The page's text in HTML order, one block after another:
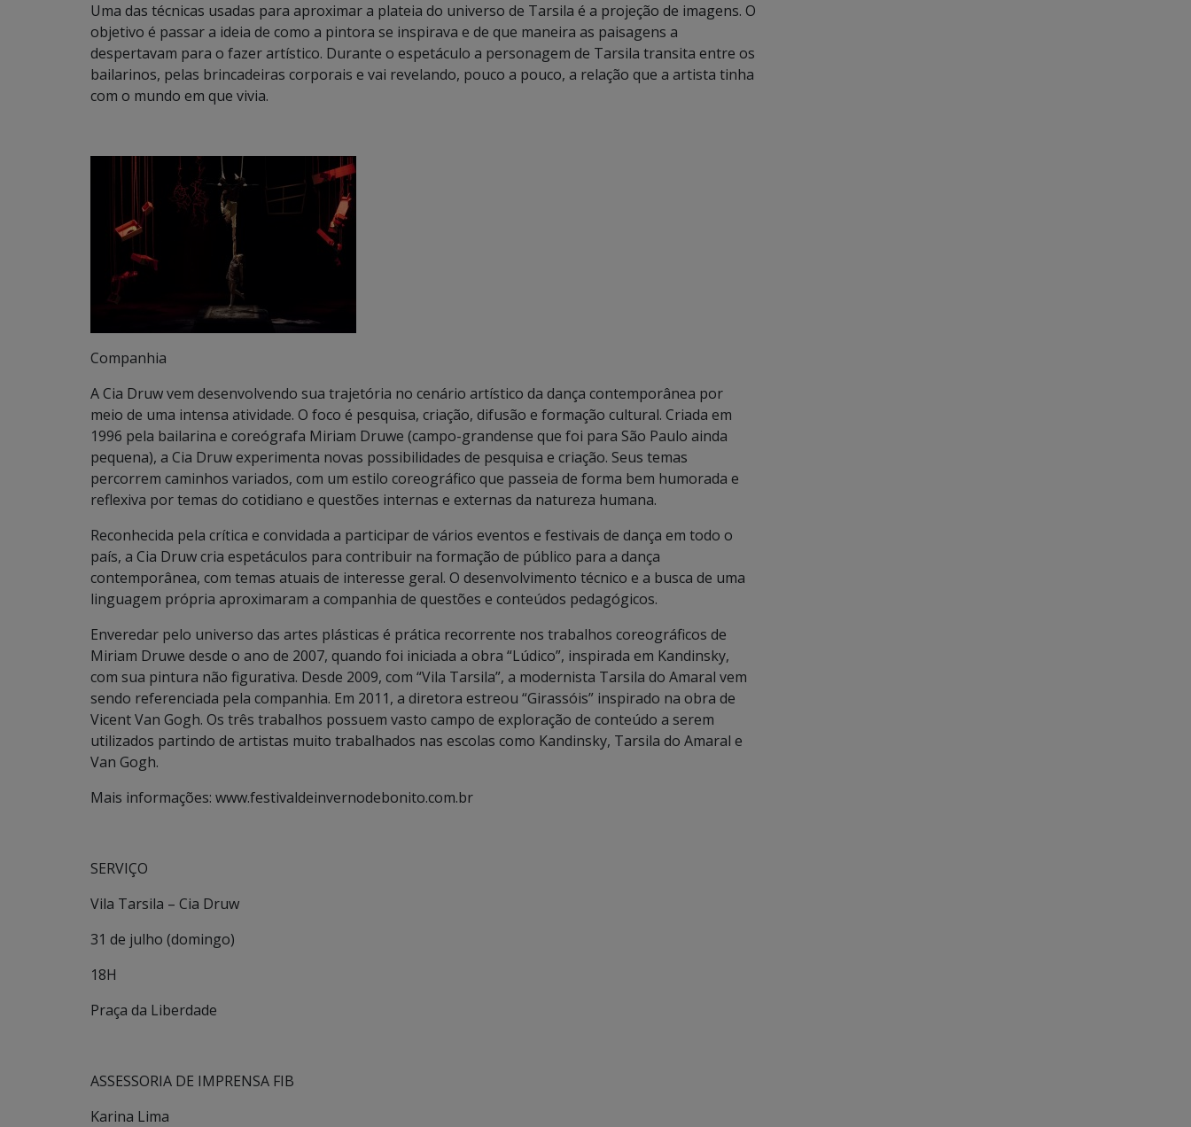
Uma das técnicas usadas para aproximar a plateia do universo de Tarsila é a projeção de imagens. O
objetivo é passar a ideia de como a pintora se inspirava e de que maneira as paisagens a
despertavam para o fazer artístico. Durante o espetáculo a personagem de Tarsila transita entre os
bailarinos, pelas brincadeiras corporais e vai revelando, pouco a pouco, a relação que a artista tinha
com o mundo em que vivia.
Companhia
A Cia Druw vem desenvolvendo sua trajetória no cenário artístico da dança contemporânea por
meio de uma intensa atividade. O foco é pesquisa, criação, difusão e formação cultural. Criada em
1996 pela bailarina e coreógrafa Miriam Druwe (campo-grandense que foi para São Paulo ainda
pequena), a Cia Druw experimenta novas possibilidades de pesquisa e criação. Seus temas
percorrem caminhos variados, com um estilo coreográfico que passeia de forma bem humorada e
reflexiva por temas do cotidiano e questões internas e externas da natureza humana.
Reconhecida pela crítica e convidada a participar de vários eventos e festivais de dança em todo o
país, a Cia Druw cria espetáculos para contribuir na formação de público para a dança
contemporânea, com temas atuais de interesse geral. O desenvolvimento técnico e a busca de uma
linguagem própria aproximaram a companhia de questões e conteúdos pedagógicos.
Enveredar pelo universo das artes plásticas é prática recorrente nos trabalhos coreográficos de
Miriam Druwe desde o ano de 2007, quando foi iniciada a obra “Lúdico”, inspirada em Kandinsky,
com sua pintura não figurativa. Desde 2009, com “Vila Tarsila”, a modernista Tarsila do Amaral vem
sendo referenciada pela companhia. Em 2011, a diretora estreou “Girassóis” inspirado na obra de
Vicent Van Gogh. Os três trabalhos possuem vasto campo de exploração de conteúdo a serem
utilizados partindo de artistas muito trabalhados nas escolas como Kandinsky, Tarsila do Amaral e
Van Gogh.
Mais informações: www.festivaldeinvernodebonito.com.br
SERVIÇO
Vila Tarsila – Cia Druw
31 de julho (domingo)
18H
Praça da Liberdade
ASSESSORIA DE IMPRENSA FIB
Karina Lima